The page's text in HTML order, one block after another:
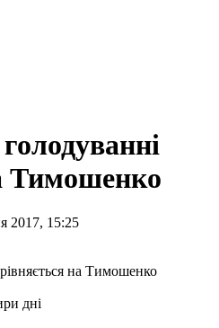
Тимошенко
2017, 15:25
дні